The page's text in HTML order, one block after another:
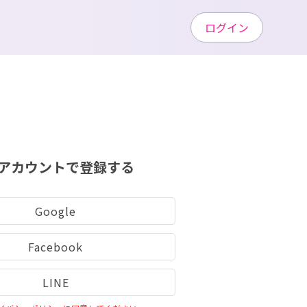
カウントで登録する
Google
Facebook
LINE
ログイン